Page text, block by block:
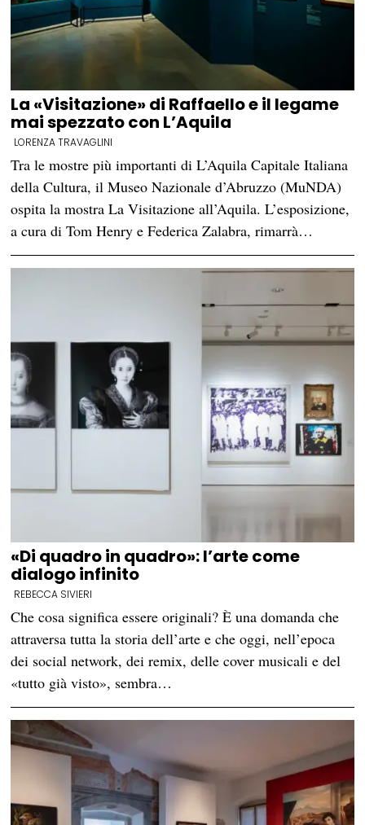
La «Visitazione» di Raffaello e il legame
mai spezzato con L’Aquila
LORENZA TRAVAGLINI
Tra le mostre più importanti di L’Aquila Capitale Italiana
della Cultura, il Museo Nazionale d’Abruzzo (MuNDA)
ospita la mostra La Visitazione all’Aquila. L’esposizione,
a cura di Tom Henry e Federica Zalabra, rimarrà…
«Di quadro in quadro»: l’arte come
dialogo infinito
REBECCA SIVIERI
Che cosa significa essere originali? È una domanda che
attraversa tutta la storia dell’arte e che oggi, nell’epoca
dei social network, dei remix, delle cover musicali e del
«tutto già visto», sembra…